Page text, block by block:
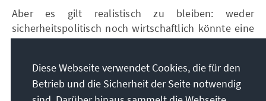
Aber es gilt realistisch zu bleiben: weder
sicherheitspolitisch noch wirtschaftlich könnte eine
solche Ordnung bisher die USA -selbst unter ihrer
Diese Webseite verwendet Cookies, die für den
Betrieb und die Sicherheit der Seite notwendig